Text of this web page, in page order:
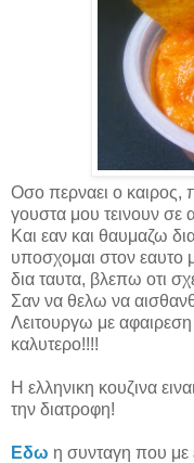
Οσο περναει ο καιρος,
γουστα μου τεινουν σε
Και εαν και θαυμαζω
υποσχομαι στον εαυτο
δια ταυτα, βλεπω οτι
Σαν να θελω να
Λειτουργω με
καλυτερο!!!!
Η ελληνικη κουζινα
την διατροφη!
Εδω η συνταγη που με